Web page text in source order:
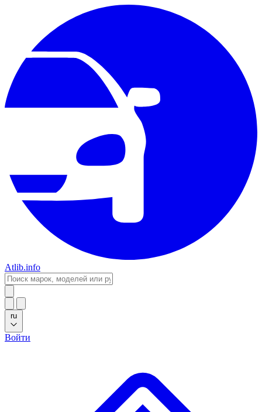
Atlib.info
ru
Войти